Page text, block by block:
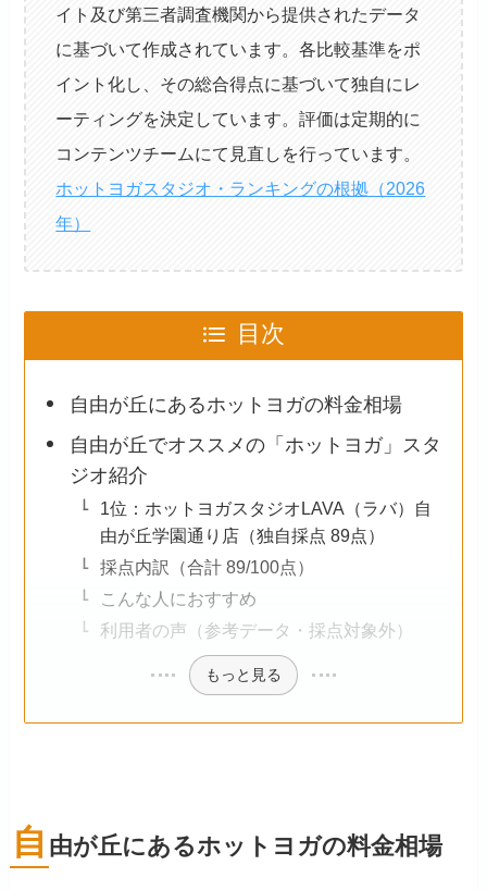
イト及び第三者調査機関から提供されたデータ
に基づいて作成されています。各比較基準をポ
イント化し、その総合得点に基づいて独自にレ
ーティングを決定しています。評価は定期的に
コンテンツチームにて見直しを行っています。
ホットヨガスタジオ・ランキングの根拠（2026
年）
目次
自由が丘にあるホットヨガの料金相場
自由が丘でオススメの「ホットヨガ」スタ
ジオ紹介
1位：ホットヨガスタジオLAVA（ラバ）自
由が丘学園通り店（独自採点 89点）
採点内訳（合計 89/100点）
こんな人におすすめ
利用者の声（参考データ・採点対象外）
もっと見る
自 由が丘にあるホットヨガの料金相場